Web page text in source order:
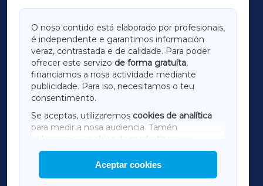
O noso contido está elaborado por profesionais,
é independente e garantimos información
veraz, contrastada e de calidade. Para poder
ofrecer este servizo de forma gratuíta,
financiamos a nosa actividade mediante
publicidade. Para iso, necesitamos o teu
consentimento.
Se aceptas, utilizaremos cookies de analítica
para medir a nosa audiencia. Tamén
utilizaremos
cookies de marketing
mostrar publicidade de terceiros.
Así mesmo, podes personalizar a elección das
cookies que desexas permitir.
Aceptar cookies
LUGOXA
TERRACHAXA
AMARIÑAXA
RIBEIRASACRAXA